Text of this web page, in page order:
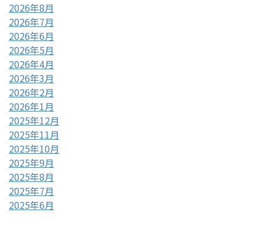
2026年8月
2026年7月
2026年6月
2026年5月
2026年4月
2026年3月
2026年2月
2026年1月
2025年12月
2025年11月
2025年10月
2025年9月
2025年8月
2025年7月
2025年6月